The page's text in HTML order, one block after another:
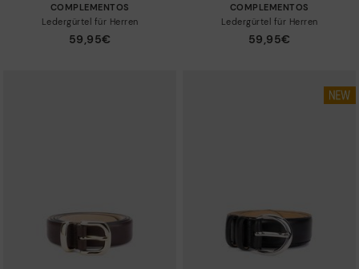
COMPLEMENTOS
Ledergürtel für Herren
59,95€
COMPLEMENTOS
Ledergürtel für Herren
59,95€